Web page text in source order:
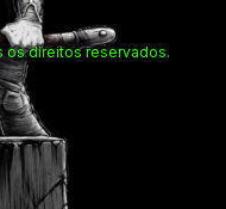
direitos reservados.